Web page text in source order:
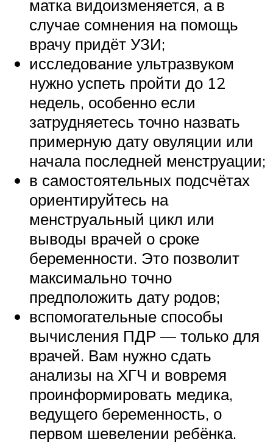
матка видоизменяется, а в
случае сомнения на помощь
врачу придёт УЗИ;
исследование ультразвуком
нужно успеть пройти до 12
недель, особенно если
затрудняетесь точно назвать
примерную дату овуляции или
начала последней менструации;
в самостоятельных подсчётах
ориентируйтесь на
менструальный цикл или
выводы врачей о сроке
беременности. Это позволит
максимально точно
предположить дату родов;
вспомогательные способы
вычисления ПДР — только для
врачей. Вам нужно сдать
анализы на ХГЧ и вовремя
проинформировать медика,
ведущего беременность, о
первом шевелении ребёнка.